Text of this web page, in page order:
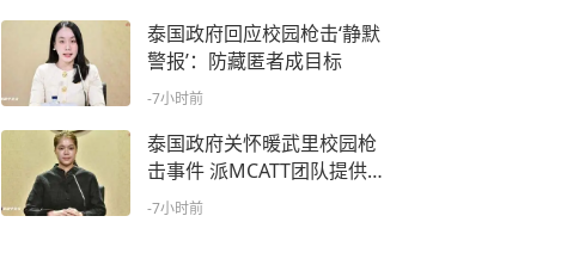
泰国政府回应校园枪击‘静默
警报’：防藏匿者成目标
-7小时前
泰国政府关怀暖武里校园枪
击事件 派MCATT团队提供
心理疏导
-7小时前